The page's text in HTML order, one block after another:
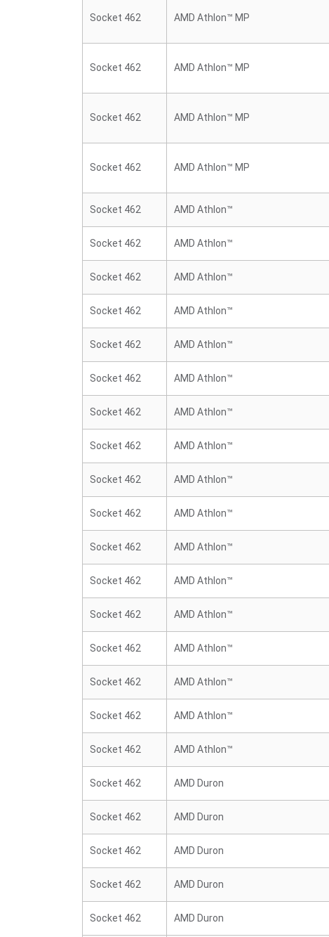
Socket 462 AMD Athlon™ MP
Socket 462 AMD Athlon™ MP
Socket 462 AMD Athlon™ MP
Socket 462 AMD Athlon™ MP
Socket 462 AMD Athlon™
Socket 462 AMD Athlon™
Socket 462 AMD Athlon™
Socket 462 AMD Athlon™
Socket 462 AMD Athlon™
Socket 462 AMD Athlon™
Socket 462 AMD Athlon™
Socket 462 AMD Athlon™
Socket 462 AMD Athlon™
Socket 462 AMD Athlon™
Socket 462 AMD Athlon™
Socket 462 AMD Athlon™
Socket 462 AMD Athlon™
Socket 462 AMD Athlon™
Socket 462 AMD Athlon™
Socket 462 AMD Athlon™
Socket 462 AMD Athlon™
Socket 462 AMD Duron
Socket 462 AMD Duron
Socket 462 AMD Duron
Socket 462 AMD Duron
Socket 462 AMD Duron